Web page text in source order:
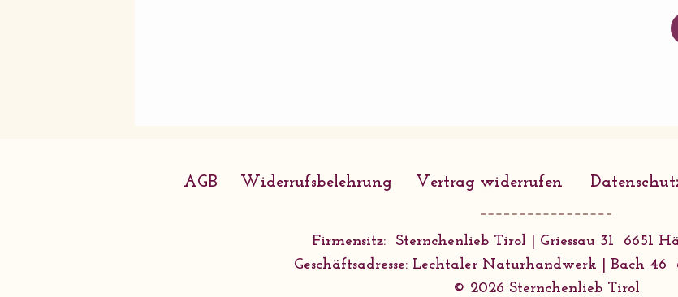
AGB Widerrufsbelehrung Vertrag widerrufen
Firmensitz: Sternchenlieb Tirol | Griessau 31 6651
Geschäftsadresse: Lechtaler Naturhandwerk | Bach
© 2026 Sternchenlieb Tirol